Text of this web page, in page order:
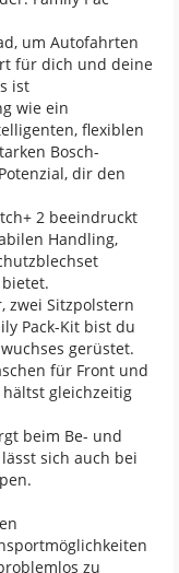
um Autofahrten
für dich und deine
ist
wie ein
flexiblen
Bosch-
dir den
2 beeindruckt
Handling,
zwei Sitzpolstern
Pack-Kit bist du
gerüstet.
für Front und
gleichzeitig
beim Be- und
sich auch bei
zu